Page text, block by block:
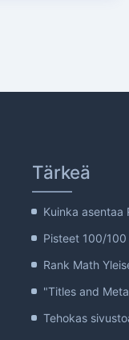
Tärkeä
Kuinka asentaa
Pisteet 100/100
Rank Math
"Titles and
Tehokas